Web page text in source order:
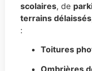
scolaires, de
terrains délaissés
:
Toitures
Ombrières